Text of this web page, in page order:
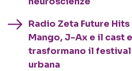
Radio Zeta Future
Mango, J-Ax e il cast
trasformano il
urbana